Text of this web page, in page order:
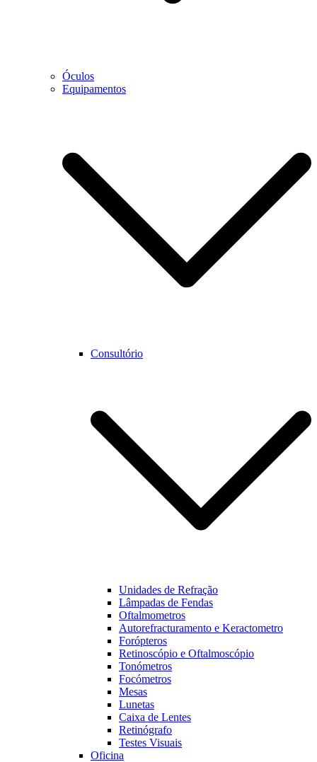
Óculos
Equipamentos
Consultório
Unidades de Refração
Lâmpadas de Fendas
Oftalmometros
Autorefracturamento e Keractometro
Forópteros
Retinoscópio e Oftalmoscópio
Tonómetros
Focómetros
Mesas
Lunetas
Caixa de Lentes
Retinógrafo
Testes Visuais
Oficina